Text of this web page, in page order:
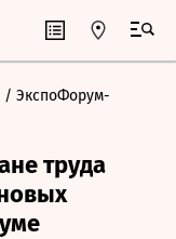
/ ЭкспоФорум-
труда